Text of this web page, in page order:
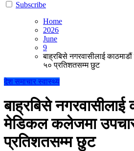
Subscribe
Home
2026
June
9
बाह्रबिसे नगरवासीलाई
५० प्रतिशतसम्म छुट
देशसमाचार स्वास्थ्य
बाह्रबिसे नगरवासीलाई
मेडिकल कलेजमा
प्रतिशतसम्म छुट